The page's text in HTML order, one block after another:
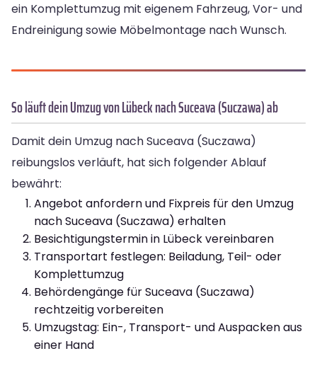
ein Komplettumzug mit eigenem Fahrzeug, Vor- und
Endreinigung sowie Möbelmontage nach Wunsch.
So läuft dein Umzug von Lübeck nach Suceava (Suczawa) ab
Damit dein Umzug nach Suceava (Suczawa)
reibungslos verläuft, hat sich folgender Ablauf
bewährt:
Angebot anfordern und Fixpreis für den Umzug
nach Suceava (Suczawa) erhalten
Besichtigungstermin in Lübeck vereinbaren
Transportart festlegen: Beiladung, Teil- oder
Komplettumzug
Behördengänge für Suceava (Suczawa)
rechtzeitig vorbereiten
Umzugstag: Ein-, Transport- und Auspacken aus
einer Hand